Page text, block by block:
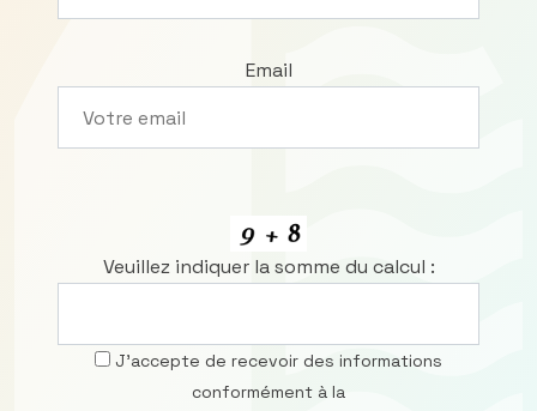
Email
Veuillez indiquer la somme du calcul :
J’accepte de recevoir des informations
conformément à la